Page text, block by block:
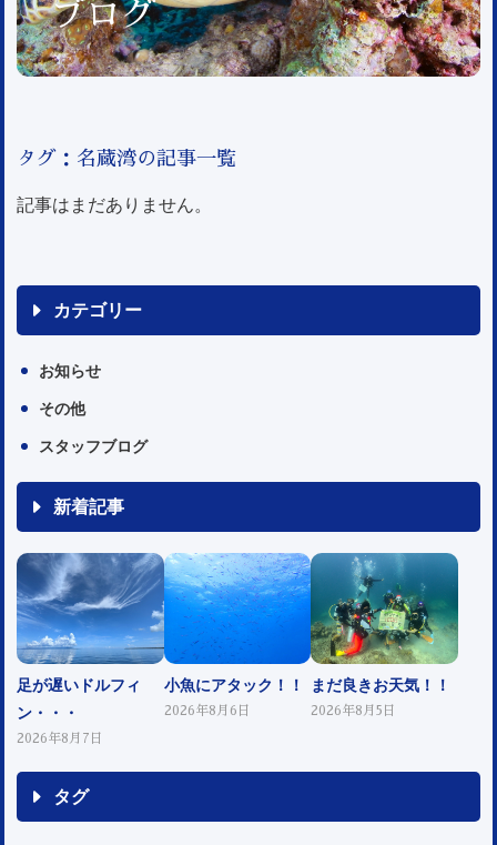
ブログ
タグ：名蔵湾の記事一覧
記事はまだありません。
カテゴリー
お知らせ
その他
スタッフブログ
新着記事
足が遅いドルフィ
ン・・・
2026年8月7日
小魚にアタック！！
2026年8月6日
まだ良きお天気！！
2026年8月5日
タグ